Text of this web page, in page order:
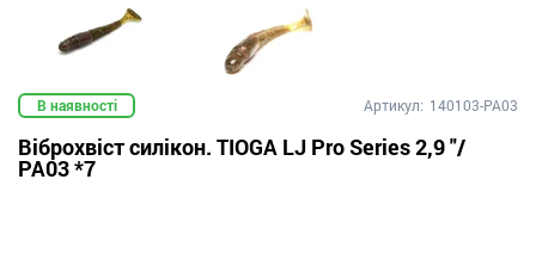
В наявності Артикул: 140103-PA03
Віброхвіст силікон. TIOGA LJ Pro Series 2,9 "/
PA03 *7